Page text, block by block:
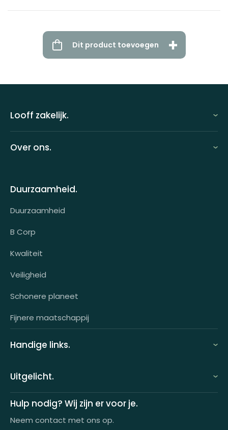
Dit product toevoegen
Looff zakelijk.
Looff attentprogramma | Collega's
Tarieven
Voor wie?
Klantcases
HR-koppeling
OCI-koppeling
Over ons.
Contact
Werken bij
Duurzaamheid.
Duurzaamheid
B Corp
Kwaliteit
Veiligheid
Schonere planeet
Fijnere maatschappij
Handige links.
FAQ
Demo aanvragen
Uitgelicht.
Keuzecadeauconcepten
Looff keuzecadeaukaart
Hulp nodig? Wij zijn er voor je.
Neem contact met ons op.